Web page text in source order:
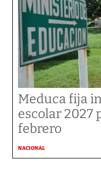
Meduca fija
escolar 2027
febrero
NACIONAL